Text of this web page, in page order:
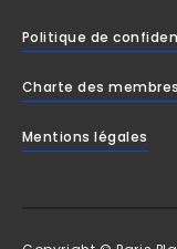
Politique de
Charte des membres
Mentions légales